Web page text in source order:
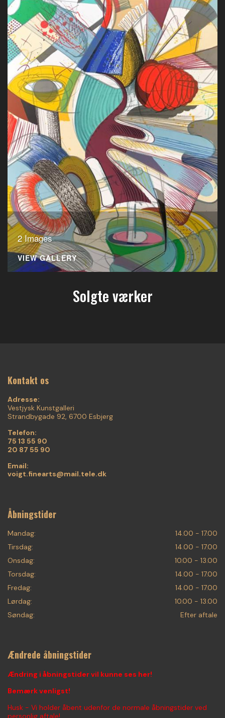
2 Images
VIEW GALLERY
Solgte værker
Kontakt os
Adresse:
Vestjysk Kunstgalleri
Strandbygade 92, 6700 Esbjerg
Telefon:
75 13 55 90
20 87 55 90
Email:
voigt.finearts@mail.tele.dk
Åbningstider
Mandag:
14.00 - 17.00
Tirsdag:
14.00 - 17.00
Onsdag:
10.00 - 13.00
Torsdag:
14.00 - 17.00
Fredag:
14.00 - 17.00
Lørdag:
10.00 - 13.00
Søndag:
Efter aftale
Ændrede åbningstider
Ændring i åbningstider vil kunne ses her!
Bemærk venligst!
Husk - Vi holder åbent udenfor de normale åbningstider ved
personlig aftale!